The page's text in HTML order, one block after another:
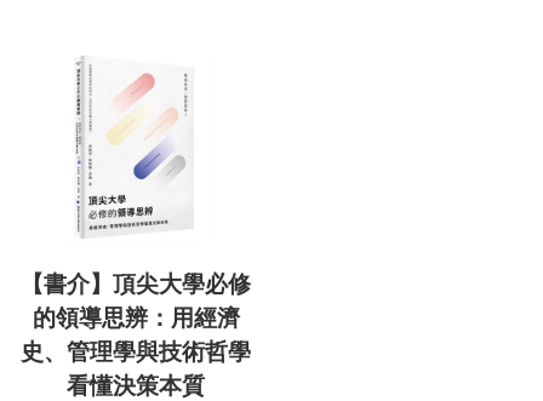
【書介】頂尖大學必修
的領導思辨：用經濟
史、管理學與技術哲學
看懂決策本質